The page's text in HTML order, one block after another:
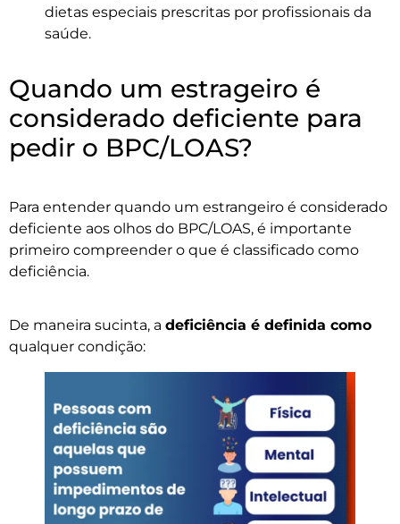
dietas especiais prescritas por profissionais da
saúde.
Quando um estrageiro é
considerado deficiente para
pedir o BPC/LOAS?
Para entender quando um estrangeiro é considerado
deficiente aos olhos do BPC/LOAS, é importante
primeiro compreender o que é classificado como
deficiência.
De maneira sucinta, a deficiência é definida como
qualquer condição: